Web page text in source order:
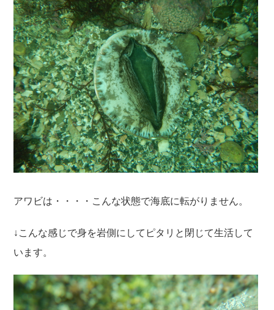
アワビは・・・・こんな状態で海底に転がりません。
↓こんな感じで身を岩側にしてピタリと閉じて生活して
います。